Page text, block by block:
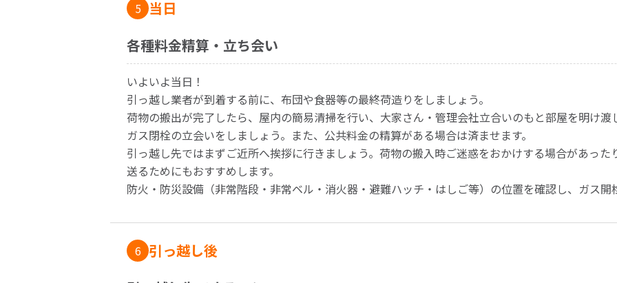
5 当日
各種料金精算・立ち会い
いよいよ当日！
引っ越し業者が到着する前に、布団や食器等の最終荷造りをしましょう。
荷物の搬出が完了したら、屋内の簡易清掃を行い、大家さん・管理会社立合いのもと部屋を明け渡
ガス閉栓の立会いをしましょう。また、公共料金の精算がある場合は済ませます。
引っ越し先ではまずご近所へ挨拶に行きましょう。荷物の搬入時ご迷惑をおかけする場合があった
送るためにもおすすめします。
防火・防災設備（非常階段・非常ベル・消火器・避難ハッチ・はしご等）の位置を確認し、ガス開
6 引っ越し後